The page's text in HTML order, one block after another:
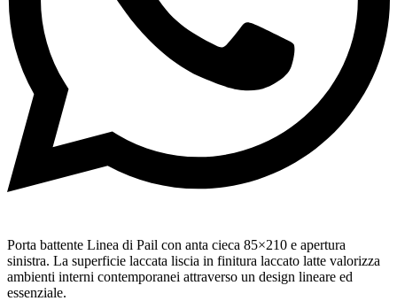
Porta battente Linea di Pail con anta cieca 85×210 e apertura
sinistra. La superficie laccata liscia in finitura laccato latte valorizza
ambienti interni contemporanei attraverso un design lineare ed
essenziale.